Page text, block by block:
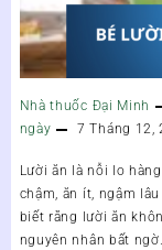
Nhà thuốc Đại Minh
ngày
7 Tháng 12,
Lười ăn là nỗi lo
chậm, ăn ít, ngậm
biết rằng
lười ăn
nguyên nhân bất ngờ.